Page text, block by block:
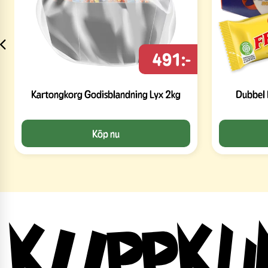
Kartongkorg Godisblandning Lyx 2kg
491:-
Köp nu
Dubbel